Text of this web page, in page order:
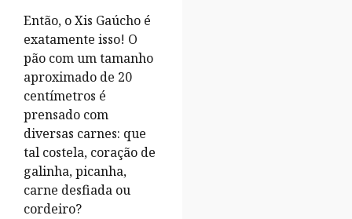
Então, o Xis Gaúcho é
exatamente isso! O
pão com um tamanho
aproximado de 20
centímetros é
prensado com
diversas carnes: que
tal costela, coração de
galinha, picanha,
carne desfiada ou
cordeiro?